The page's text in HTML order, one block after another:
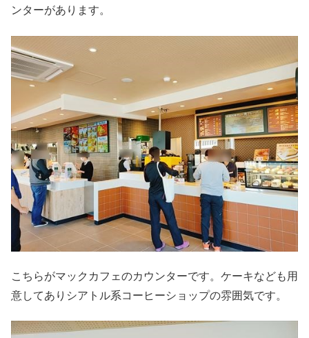
ンターがあります。
こちらがマックカフェのカウンターです。ケーキなども用
意してありシアトル系コーヒーショップの雰囲気です。